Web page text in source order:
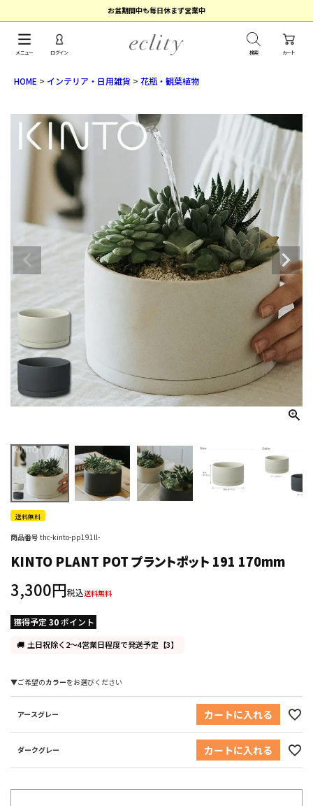
お盆期間中も毎日休まず営業中
カート
メニュー ログイン 検索
HOME インテリア・日用雑貨 花瓶・観葉植物
送料無料
商品番号 thc-kinto-pp191ll-
KINTO PLANT POT プラントポット 191 170mm
3,300 税込送料無料
獲得予定 30 ポイント
土日祝除く2～4営業日程度で発送予定【3】
カラー
アースグレー カートに入れる
ダークグレー カートに入れる